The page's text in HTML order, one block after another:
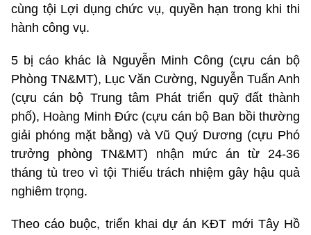
cùng tội Lợi dụng chức vụ, quyền hạn trong khi thi
hành công vụ.
5 bị cáo khác là Nguyễn Minh Công (cựu cán bộ
Phòng TN&MT), Lục Văn Cường, Nguyễn Tuấn Anh
(cựu cán bộ Trung tâm Phát triển quỹ đất thành
phố), Hoàng Minh Đức (cựu cán bộ Ban bồi thường
giải phóng mặt bằng) và Vũ Quý Dương (cựu Phó
trưởng phòng TN&MT) nhận mức án từ 24-36
tháng tù treo vì tội Thiếu trách nhiệm gây hậu quả
nghiêm trọng.
Theo cáo buộc, triển khai dự án KĐT mới Tây Hồ